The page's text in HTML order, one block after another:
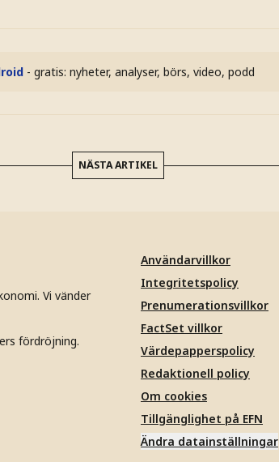
- gratis: nyheter, analyser, börs, video, podd
NÄSTA ARTIKEL
Vi vänder
fördröjning.
Användarvillkor
Integritetspolicy
Prenumerationsvillkor
FactSet villkor
Värdepapperspolicy
Redaktionell policy
Om cookies
Tillgänglighet på EFN
Ändra datainställningar